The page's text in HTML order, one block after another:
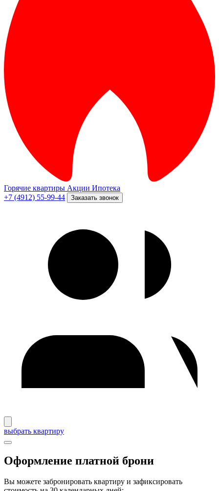
Горячие квартиры Акции Ипотека
+7 (4912) 55-99-44
Заказать звонок
выбрать квартиру
Оформление платной брони
Вы можете забронировать квартиру и зафиксировать